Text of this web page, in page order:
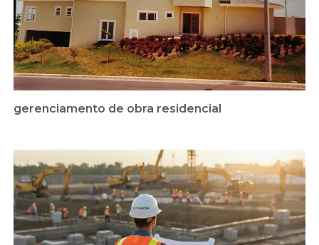
gerenciamento de obra residencial